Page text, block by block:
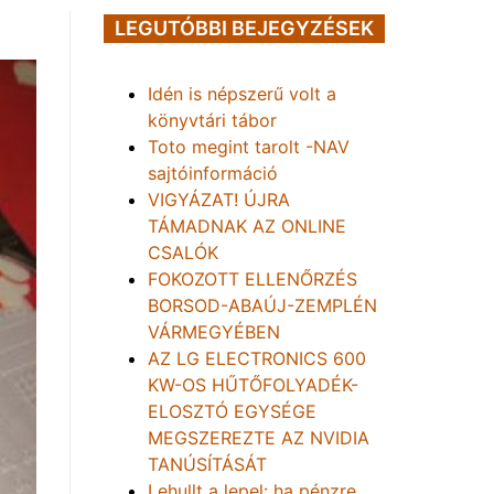
LEGUTÓBBI BEJEGYZÉSEK
Idén is népszerű volt a
könyvtári tábor
Toto megint tarolt -NAV
sajtóinformáció
VIGYÁZAT! ÚJRA
TÁMADNAK AZ ONLINE
CSALÓK
FOKOZOTT ELLENŐRZÉS
BORSOD-ABAÚJ-ZEMPLÉN
VÁRMEGYÉBEN
AZ LG ELECTRONICS 600
KW-OS HŰTŐFOLYADÉK-
ELOSZTÓ EGYSÉGE
MEGSZEREZTE AZ NVIDIA
TANÚSÍTÁSÁT